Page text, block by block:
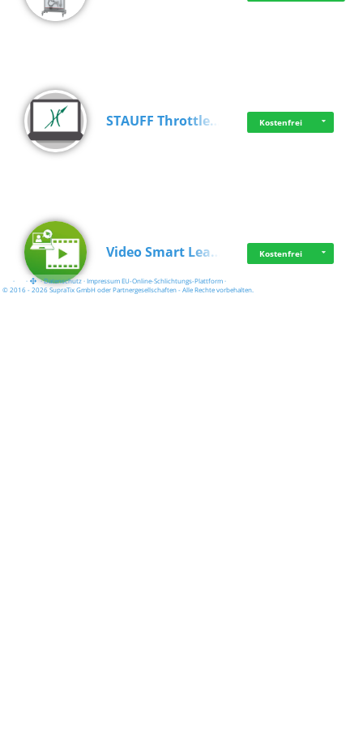
STAUFF Throttle… Kostenfrei
Video Smart Lea… Kostenfrei
· · ·Datenschutz·Impressum EU-Online-Schlichtungs-Plattform·
© 2016 - 2026 SupraTix GmbH oder Partnergesellschaften - Alle Rechte vorbehalten.